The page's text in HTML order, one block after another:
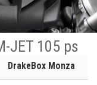
JET 105 ps
DrakeBox Monza